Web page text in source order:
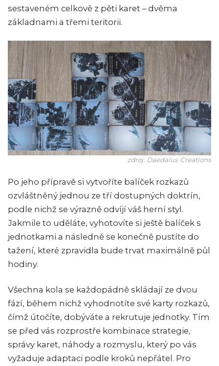
sestaveném celkově z pěti karet – dvěma
základnami a třemi teritorii.
zdroj: Daedalus Creations
Po jeho přípravě si vytvoříte balíček rozkazů
ozvláštněný jednou ze tří dostupných doktrín,
podle nichž se výrazně odvíjí váš herní styl.
Jakmile to uděláte, vyhotovíte si ještě balíček s
jednotkami a následně se konečně pustíte do
tažení, které zpravidla bude trvat maximálně půl
hodiny.
Všechna kola se každopádně skládají ze dvou
fází, během nichž vyhodnotíte své karty rozkazů,
čímž útočíte, dobýváte a rekrutuje jednotky. Tím
se před vás rozprostře kombinace strategie,
správy karet, náhody a rozmyslu, který po vás
vyžaduje adaptaci podle kroků nepřátel. Pro